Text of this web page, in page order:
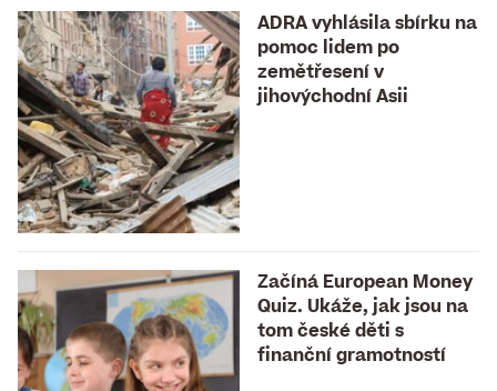
ADRA vyhlásila sbírku na
pomoc lidem po
zemětřesení v
jihovýchodní Asii
Začíná European Money
Quiz. Ukáže, jak jsou na
tom české děti s
finanční gramotností